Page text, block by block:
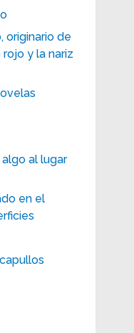
originario de
y la nariz
al lugar
en el